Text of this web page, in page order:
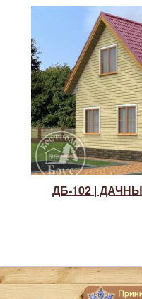
ДБ-102 |